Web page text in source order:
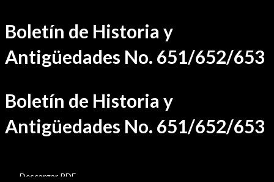
Ir
al
contenido
Boletín de Historia y
Antigüedades No. 651/652/653
Boletín de Historia y
Antigüedades No. 651/652/653
Descargar PDF